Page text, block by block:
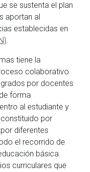
se sustenta el plan
aportan al
establecidas en
.
tiene la
colaborativo
por docentes
forma
al estudiante y
por
diferentes
el recorrido de
básica.
curriculares que